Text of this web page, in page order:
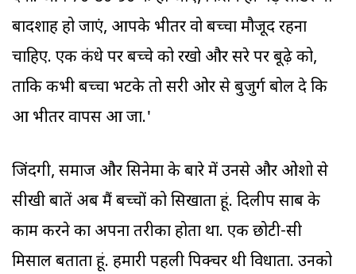
बादशाह हो जाएं, आपके भीतर वो बच्चा मौजूद रहना
चाहिए. एक कंधे पर बच्चे को रखो और दूसरे पर बूढ़े को,
ताकि कभी बच्चा भटके तो दूसरी ओर से बुजुर्ग बोल दे कि
आ भीतर वापस आ जा.'
जिंदगी, समाज और सिनेमा के बारे में उनसे और ओशो से
सीखी बातें अब मैं बच्चों को सिखाता हूं. दिलीप साब के
काम करने का अपना तरीका होता था. एक छोटी-सी
मिसाल बताता हूं. हमारी पहली पिक्चर थी विधाता. उनको